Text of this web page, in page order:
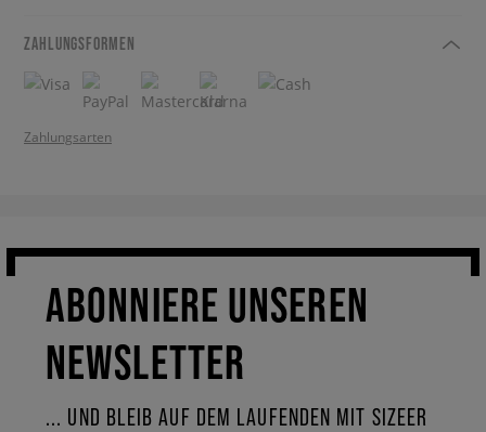
ZAHLUNGSFORMEN
Zahlungsarten
ABONNIERE UNSEREN
NEWSLETTER
... UND BLEIB AUF DEM LAUFENDEN MIT SIZEER